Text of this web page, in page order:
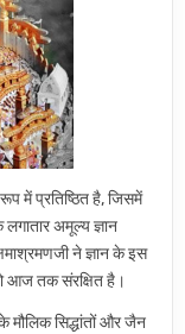
में प्रतिष्ठित है, जिसमें
लगातार अमूल्य ज्ञान
ने ज्ञान के इस
आज तक संरक्षित है।
मौलिक सिद्धांतों और जैन